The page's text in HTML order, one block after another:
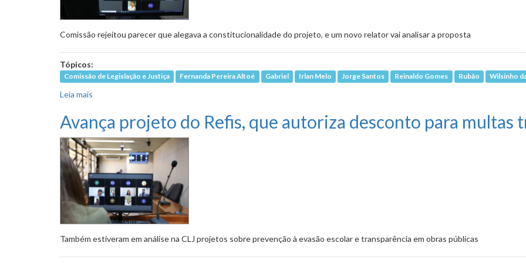
Comissão rejeitou parecer que alegava a constitucionalidade do projeto, e um novo relator vai analisar a proposta
Tópicos:
Comissão de Legislação e Justiça Fernanda Pereira Altoé Gabriel Irlan Melo Jorge Santos Reinaldo Gomes Rubão Wilsinho
Leia mais
Avança projeto do Refis, que autoriza desconto para multas
Também estiveram em análise na CLJ projetos sobre prevenção à evasão escolar e transparência em obras públicas